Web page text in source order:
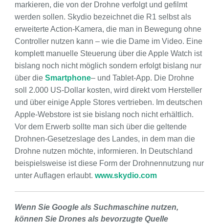
markieren, die von der Drohne verfolgt und gefilmt
werden sollen. Skydio bezeichnet die R1 selbst als
erweiterte Action-Kamera, die man in Bewegung ohne
Controller nutzen kann – wie die Dame im Video. Eine
komplett manuelle Steuerung über die Apple Watch ist
bislang noch nicht möglich sondern erfolgt bislang nur
über die Smartphone– und Tablet-App. Die Drohne
soll 2.000 US-Dollar kosten, wird direkt vom Hersteller
und über einige Apple Stores vertrieben. Im deutschen
Apple-Webstore ist sie bislang noch nicht erhältlich.
Vor dem Erwerb sollte man sich über die geltende
Drohnen-Gesetzeslage des Landes, in dem man die
Drohne nutzen möchte, informieren. In Deutschland
beispielsweise ist diese Form der Drohnennutzung nur
unter Auflagen erlaubt. www.skydio.com
Wenn Sie Google als Suchmaschine nutzen,
können Sie Drones als bevorzugte Quelle